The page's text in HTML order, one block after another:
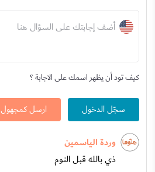
أضف إجابتك على السؤال هنا
كيف تود أن يظهر اسمك على الاجابة ؟
سجّل الدخول ارسل كمجهول
وردة الياسمين
ذي بالله قبل النوم